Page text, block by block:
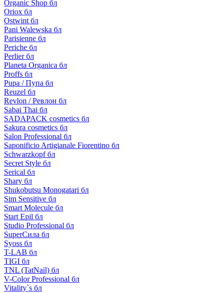
Organic Shop бл
Oriox бл
Ostwint бл
Pani Walewska бл
Parisienne бл
Periche бл
Perlier бл
Planeta Organica бл
Proffs бл
Pupa / Пупа бл
Reuzel бл
Revlon / Ревлон бл
Sabai Thai бл
SADAPACK cosmetics бл
Sakura cosmetics бл
Salon Professional бл
Saponificio Artigianale Fiorentino бл
Schwarzkopf бл
Secret Style бл
Serical бл
Shary бл
Shukobutsu Monogatari бл
Sim Sensitive бл
Smart Molecule бл
Start Epil бл
Studio Professional бл
SuperСила бл
Syoss бл
T-LAB бл
TIGI бл
TNL (TatNail) бл
V-Color Professional бл
Vitality`s бл